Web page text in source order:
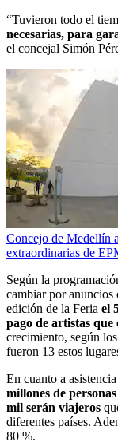
“Tuvieron todo el
necesarias, para
el concejal Simón
Concejo de Medellín
extraordinarias de
Según la
cambiar por anuncios
edición de la Feria el
pago de artistas
crecimiento, según
fueron 13 estos
En cuanto a
millones de
mil serán viajeros
diferentes países.
80 %.